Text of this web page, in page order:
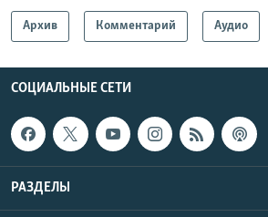
Архив Комментарий Аудио
СОЦИАЛЬНЫЕ СЕТИ
РАЗДЕЛЫ